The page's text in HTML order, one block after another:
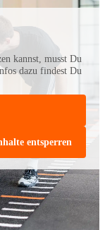
kannst, musst Du
dazu findest Du
entsperren